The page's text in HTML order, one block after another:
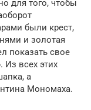
для того, чтобы
были крест,
и золотая
показать свое
всех этих
а
Мономаха.